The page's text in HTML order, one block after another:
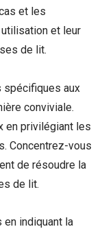
et les
et leur
de lit.
spécifiques aux
conviviale.
en privilégiant les
Concentrez-vous
de résoudre la
de lit.
indiquant la